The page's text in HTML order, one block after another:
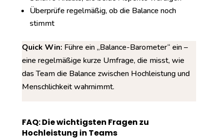
Überprüfe regelmäßig, ob die Balance noch
stimmt
Quick Win: Führe ein „Balance-Barometer“ ein –
eine regelmäßige kurze Umfrage, die misst, wie
das Team die Balance zwischen Hochleistung und
Menschlichkeit wahrnimmt.
FAQ: Die wichtigsten Fragen zu
Hochleistung in Teams